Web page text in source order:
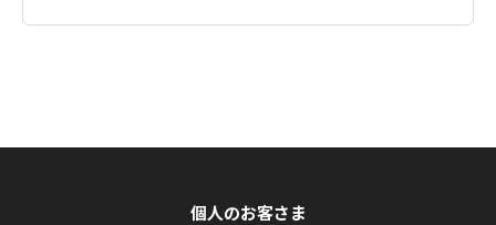
個人のお客さま